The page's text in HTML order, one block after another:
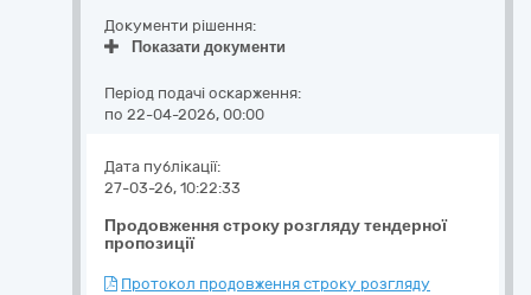
Документи рішення:
Показати документи
Період подачі оскарження:
по 22-04-2026, 00:00
Продовження строку розгляду тендерної
пропозиції
Дата публікації:
27-03-26, 10:22:33
Протокол продовження строку розгляду